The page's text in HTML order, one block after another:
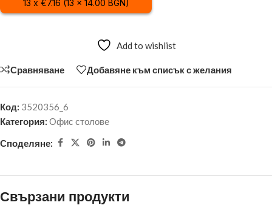
13 x €7.16 (13 x 14.00 BGN)
Add to wishlist
Сравняване Добавяне към списък с желания
Код: 3520356_6
Категория: Офис столове
Споделяне:
Свързани продукти